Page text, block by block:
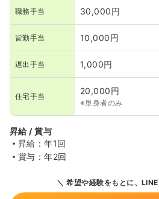
職務手当 30,000円
皆勤手当 10,000円
遅出手当 1,000円
住宅手当
20,000円
※単身者のみ
昇給 / 賞与
昇給：年1回
賞与：年2回
希望や経験をもとに、